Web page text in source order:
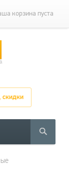
корзина пуста
скидки